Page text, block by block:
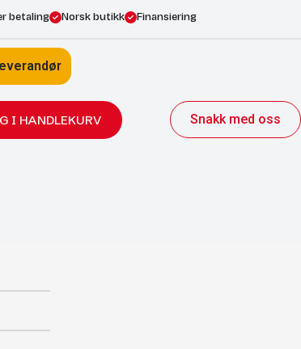
betaling Norsk butikk Finansiering
I HANDLEKURV Snakk med oss